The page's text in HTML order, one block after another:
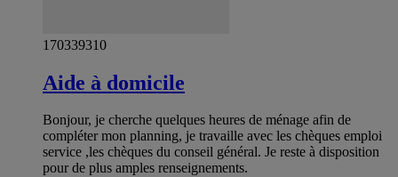
170339310
Aide à domicile
Bonjour, je cherche quelques heures de ménage afin de
compléter mon planning, je travaille avec les chèques emploi
service ,les chèques du conseil général. Je reste à disposition
pour de plus amples renseignements.